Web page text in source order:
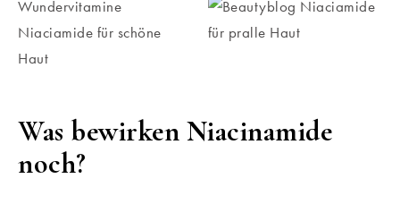
Was bewirken Niacinamide
noch?